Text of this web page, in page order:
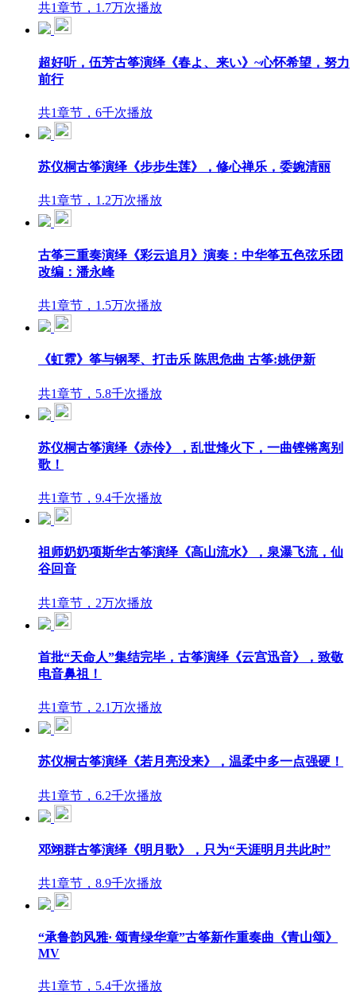
共1章节，1.7万次播放
超好听，伍芳古筝演绎《春よ、来い》~心怀希望，努力
前行
共1章节，6千次播放
苏仪桐古筝演绎《步步生莲》，修心禅乐，委婉清丽
共1章节，1.2万次播放
古筝三重奏演绎《彩云追月》演奏：中华筝五色弦乐团
改编：潘永峰
共1章节，1.5万次播放
《虹霓》筝与钢琴、打击乐 陈思危曲 古筝:姚伊新
共1章节，5.8千次播放
苏仪桐古筝演绎《赤伶》，乱世烽火下，一曲铿锵离别
歌！
共1章节，9.4千次播放
祖师奶奶项斯华古筝演绎《高山流水》，泉瀑飞流，仙
谷回音
共1章节，2万次播放
首批“天命人”集结完毕，古筝演绎《云宫迅音》，致敬
电音鼻祖！
共1章节，2.1万次播放
苏仪桐古筝演绎《若月亮没来》，温柔中多一点强硬！
共1章节，6.2千次播放
邓翊群古筝演绎《明月歌》，只为“天涯明月共此时”
共1章节，8.9千次播放
“承鲁韵风雅· 颂青绿华章”古筝新作重奏曲《青山颂》
MV
共1章节，5.4千次播放